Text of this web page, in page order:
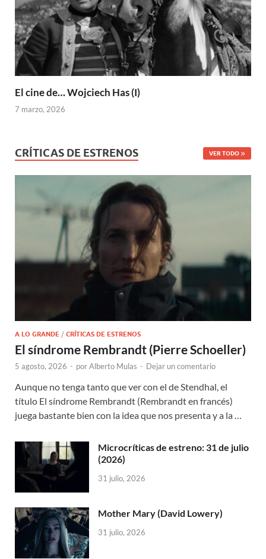
El cine de… Wojciech Has (I)
7 marzo, 2026
CRÍTICAS DE ESTRENOS VER TODO
A LO GRANDE / CRÍTICAS DE ESTRENOS
El síndrome Rembrandt (Pierre Schoeller)
5 agosto, 2026 - porAlberto Mulas - Dejar un comentario
Aunque no tenga tanto que ver con el de Stendhal, el
título El síndrome Rembrandt (Rembrandt en francés)
juega bastante bien con la idea que nos presenta y a la …
Microcríticas de estreno: 31 de julio
(2026)
31 julio, 2026
Mother Mary (David Lowery)
31 julio, 2026